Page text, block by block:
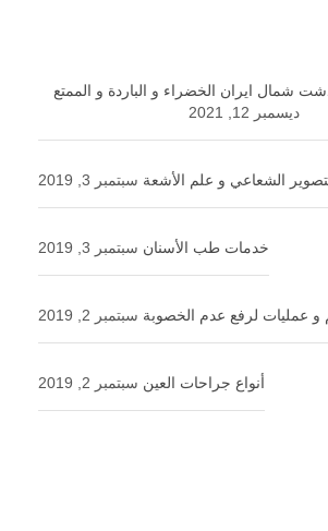
شمال ايران الخضراء و الباردة و الممتع
ديسمبر 12, 2021
الشعاعي و علم الأشعة سبتمبر 3, 2019
خدمات طب الأسنان سبتمبر 3, 2019
و عملیات لرفع عدم الخصوبة سبتمبر 2, 2019
أنواع جراحات العين سبتمبر 2, 2019